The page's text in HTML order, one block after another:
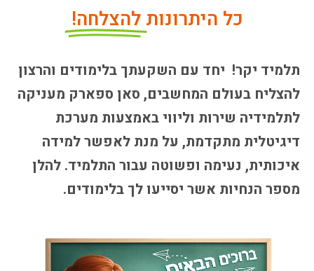
כל היתרונות להצלחה!
תלמיד יקר! יחד עם השקעתך בלימודים והרצון
להצליח בעולם המחשבים, סאן ספארק מעניקה
לתלמידיה שירות וליווי באמצעות מערכת
דיגיטלית מתקדמת, על מנת לאפשר למידה
איכותית, נעימה ופשוטה עבור התלמיד. להלן
מספר הנחיות אשר יסייעו לך בלימודים.